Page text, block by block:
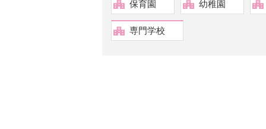
保育園 幼稚園
専門学校